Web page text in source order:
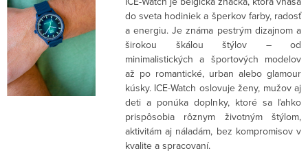
do sveta hodiniek a šperkov farby, radosť
a energiu. Je známa pestrým dizajnom a
širokou škálou štýlov – od
minimalistických a športových modelov
až po romantické, urban alebo glamour
kúsky. ICE-Watch oslovuje ženy, mužov aj
deti a ponúka doplnky, ktoré sa ľahko
prispôsobia rôznym životným štýlom,
aktivitám aj náladám, bez kompromisov v
kvalite a spracovaní.